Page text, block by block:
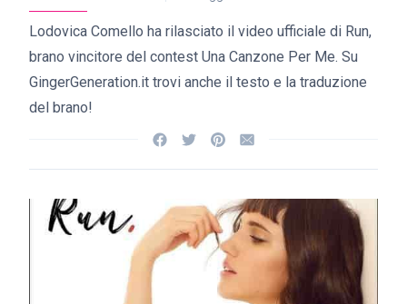
Lodovica Comello ha rilasciato il video ufficiale di Run,
brano vincitore del contest Una Canzone Per Me. Su
GingerGeneration.it trovi anche il testo e la traduzione
del brano!